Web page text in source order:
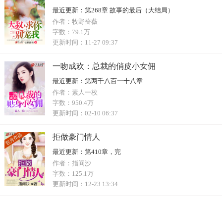
最近更新： 第268章 故事的最后（大结局）
作者： 牧野蔷薇
字数： 79.1万
更新时间： 11-27 09:37
一吻成欢：总裁的俏皮小女佣
最近更新： 第两千八百一十八章
作者： 素人一枚
字数： 950.4万
更新时间： 02-10 06:37
拒做豪门情人
最近更新： 第410章，完
作者： 指间沙
字数： 125.1万
更新时间： 12-23 13:34